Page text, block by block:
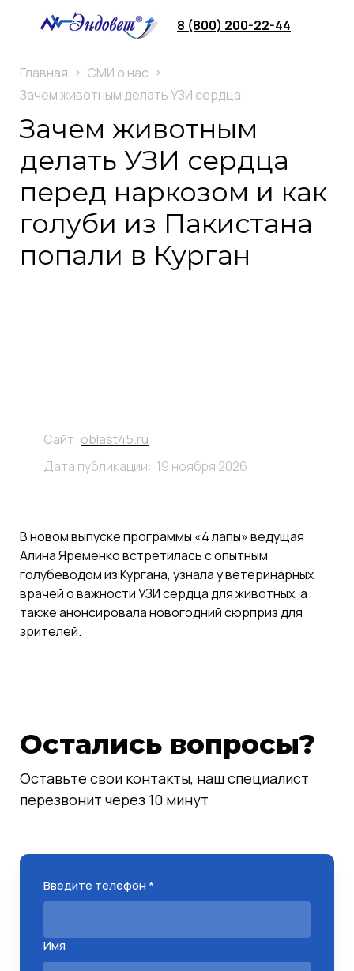
8 (800) 200-22-44
Главная
СМИ о нас
Зачем животным делать УЗИ сердца
Зачем животным
делать УЗИ сердца
перед наркозом и как
голуби из Пакистана
попали в Курган
Сайт: oblast45.ru
Дата публикации: 19 ноября 2026
В новом выпуске программы «4 лапы» ведущая
Алина Яременко встретилась с опытным
голубеводом из Кургана, узнала у ветеринарных
врачей о важности УЗИ сердца для животных, а
также анонсировала новогодний сюрприз для
зрителей.
Остались вопросы?
Оставьте свои контакты, наш специалист
перезвонит через 10 минут
Введите телефон *
Имя